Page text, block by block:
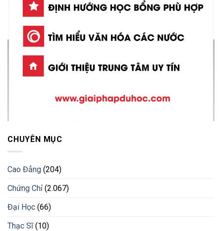
CHUYÊN MỤC
Cao Đẳng (204)
Chứng Chỉ (2.067)
Đại Học (66)
Thạc Sĩ(10)